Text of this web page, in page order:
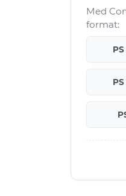
Med
format: